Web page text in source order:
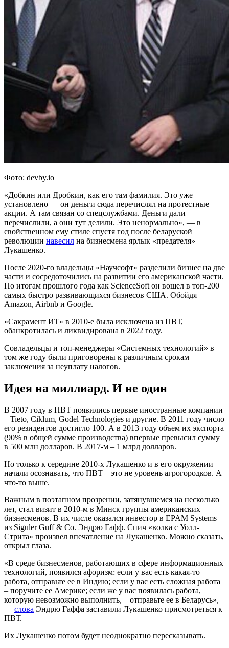
Фото: devby.io
«Добкин или Дробкин, как его там фамилия. Это уже
установлено — он деньги сюда перечислял на протестные
акции. А там связан со спецслужбами. Деньги дали —
перечислили, а они тут делили. Это ненормально», — в
свойственном ему стиле спустя год после беларуской
революции навесил на бизнесмена ярлык «предателя»
Лукашенко.
После 2020-го владельцы «Научсофт» разделили бизнес на две
части и сосредоточились на развитии его американской части.
По итогам прошлого года как ScienceSoft он вошел в топ-200
самых быстро развивающихся бизнесов США. Обойдя
Amazon, Airbnb и Google.
«Сакрамент ИТ» в 2010-е была исключена из ПВТ,
обанкротилась и ликвидирована в 2022 году.
Совладельцы и топ-менеджеры «Системных технологий» в
том же году были приговорены к различным срокам
заключения за неуплату налогов.
Идея на миллиард. И не один
В 2007 году в ПВТ появились первые иностранные компании
– Tieto, Ciklum, Godel Technologies и другие. В 2011 году число
его резидентов достигло 100. А в 2013 году объем их экспорта
(90% в общей сумме производства) впервые превысил сумму
в 500 млн долларов. В 2017-м – 1 млрд долларов.
Но только к середине 2010-х Лукашенко и в его окружении
начали осознавать, что ПВТ – это не уровень агрогородков. А
что-то выше.
Важным в поэтапном прозрении, затянувшемся на несколько
лет, стал визит в 2010-м в Минск группы американских
бизнесменов. В их числе оказался инвестор в EPAM Systems
из Siguler Guff & Сo. Эндрю Гафф. Спич «волка с Уолл-
Стрита» произвел впечатление на Лукашенко. Можно сказать,
открыл глаза.
«В среде бизнесменов, работающих в сфере информационных
технологий, появился афоризм: если у вас есть какая-то
работа, отправьте ее в Индию; если у вас есть сложная работа
– поручите ее Америке; если же у вас появилась работа,
которую невозможно выполнить, – отправьте ее в Беларусь»,
— слова Эндрю Гаффа заставили Лукашенко присмотреться к
ПВТ.
Их Лукашенко потом будет неоднократно пересказывать.